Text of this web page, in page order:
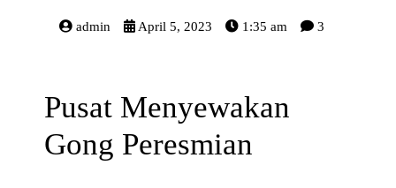
admin April 5, 2023 1:35 am 3
Pusat Menyewakan
Gong Peresmian